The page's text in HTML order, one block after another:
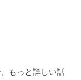
もっと詳しい話